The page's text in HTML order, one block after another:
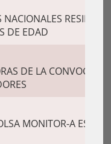
DE EDAD
DE LA
MONITOR-A